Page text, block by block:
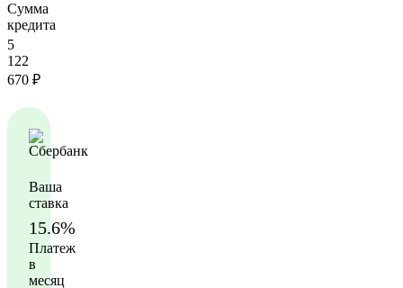
Сумма
кредита
5
122
670 ₽
Ваша
ставка
15.6%
Платеж
в
месяц